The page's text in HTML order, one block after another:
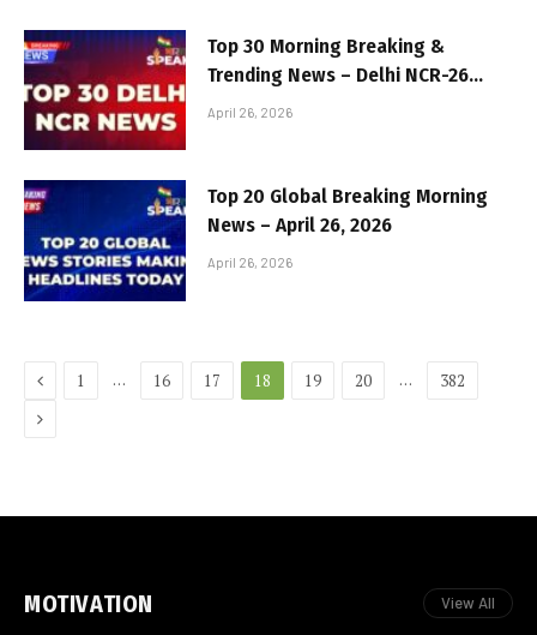
Top 30 Morning Breaking &
Trending News – Delhi NCR-26
April 2026
April 26, 2026
Top 20 Global Breaking Morning
News – April 26, 2026
April 26, 2026
Previous
1 … 16 17 18 19 20 … 382
Next
MOTIVATION View All